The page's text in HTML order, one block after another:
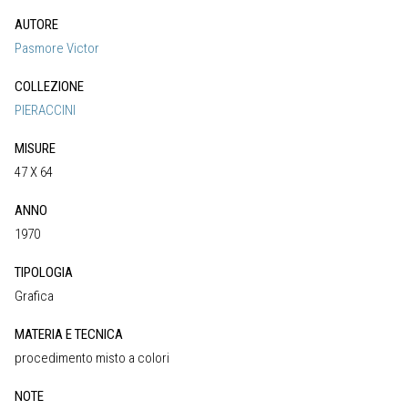
AUTORE
Pasmore Victor
COLLEZIONE
PIERACCINI
MISURE
47 X 64
ANNO
1970
TIPOLOGIA
Grafica
MATERIA E TECNICA
procedimento misto a colori
NOTE